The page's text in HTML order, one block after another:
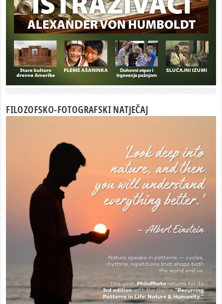
FILOZOFSKO-FOTOGRAFSKI NATJEČAJ